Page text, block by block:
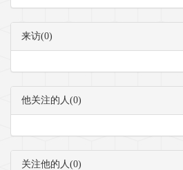
来访(0)
他关注的人(0)
关注他的人(0)